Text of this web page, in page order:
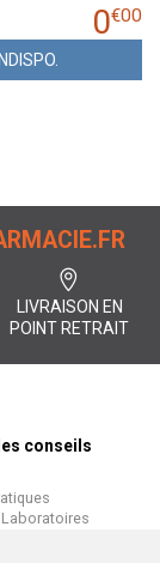
0€00
LIVRAISON EN
POINT RETRAIT
conseils